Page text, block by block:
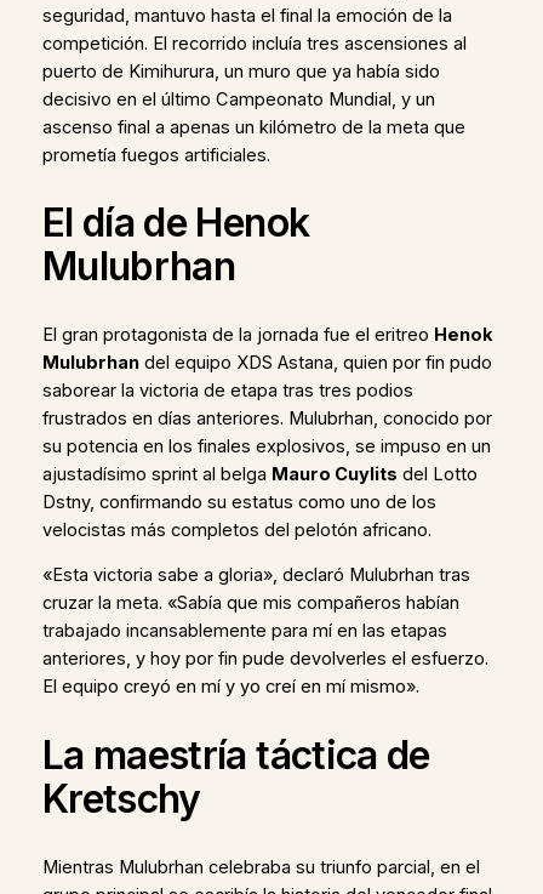
seguridad, mantuvo hasta el final la emoción de la
competición. El recorrido incluía tres ascensiones al
puerto de Kimihurura, un muro que ya había sido
decisivo en el último Campeonato Mundial, y un
ascenso final a apenas un kilómetro de la meta que
prometía fuegos artificiales.
El día de Henok
Mulubrhan
El gran protagonista de la jornada fue el eritreo Henok
Mulubrhandel equipo XDS Astana, quien por fin pudo
saborear la victoria de etapa tras tres podios
frustrados en días anteriores. Mulubrhan, conocido por
su potencia en los finales explosivos, se impuso en un
ajustadísimo sprint al belga Mauro Cuylits del Lotto
Dstny, confirmando su estatus como uno de los
velocistas más completos del pelotón africano.
«Esta victoria sabe a gloria», declaró Mulubrhan tras
cruzar la meta. «Sabía que mis compañeros habían
trabajado incansablemente para mí en las etapas
anteriores, y hoy por fin pude devolverles el esfuerzo.
El equipo creyó en mí y yo creí en mí mismo».
La maestría táctica de
Kretschy
Mientras Mulubrhan celebraba su triunfo parcial, en el